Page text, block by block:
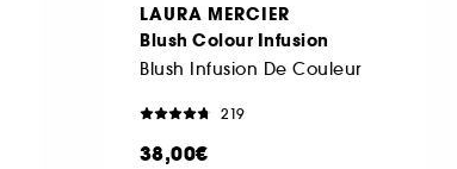
LAURA MERCIER
Blush Colour Infusion
Blush Infusion De Couleur
219
38,00€